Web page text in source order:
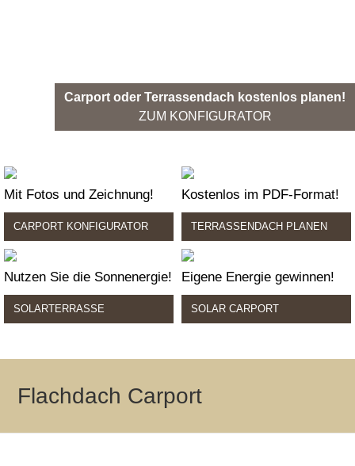
Carport oder Terrassendach kostenlos planen!
ZUM KONFIGURATOR
Mit Fotos und Zeichnung!
CARPORT KONFIGURATOR
Kostenlos im PDF-Format!
TERRASSENDACH PLANEN
Nutzen Sie die Sonnenergie!
SOLARTERRASSE
Eigene Energie gewinnen!
SOLAR CARPORT
Flachdach Carport